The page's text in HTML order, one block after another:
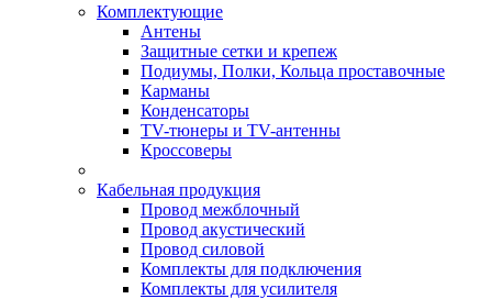
Комплектующие
Антены
Защитные сетки и крепеж
Подиумы, Полки, Кольца проставочные
Карманы
Конденсаторы
TV-тюнеры и TV-антенны
Кроссоверы
Кабельная продукция
Провод межблочный
Провод акустический
Провод силовой
Комплекты для подключения
Комплекты для усилителя